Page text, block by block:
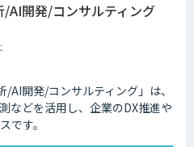
達成状況を数値化し、測定・分析によ
します。
るというのが、セールスイネーブルメ
/AI開発/コンサルティング
AI開発/コンサルティング」は、
などを活用し、企業のDX推進や
です。